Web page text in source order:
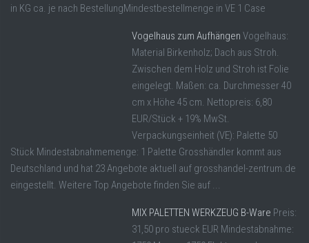
in KG ca. je nach BestellungMindestbestellmenge in VE 1 Case
Vogelhaus zum Aufhängen Vogelhaus:
Material Birkenholz; Dach aus Stroh.
Zwischen dem Holz und Stroh ist Folie
eingelegt. Maßen: ca. Durchmesser 40
cm x Höhe 45 cm. Nettopreis: 6,80
EUR/Stück + 19% MwSt.
Verpackungseinheit (VE): Palette 50
Stück Mindestabnahmemenge: 1 Palette Grosshändler kommt aus
Deutschland und hat 23 Angebote aktuell auf grosshandel-zentrum.de
eingestellt. Weitere Top Angebote finden Sie auf ...
MIX PALETTEN WERKZEUG B-Ware Preis:
31,50 pro stueck EUR Mindestabnahme: